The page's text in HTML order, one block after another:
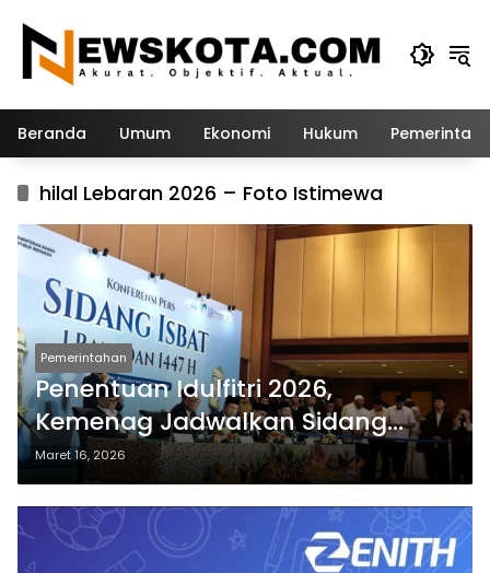
konten
Beranda Umum Ekonomi Hukum
hilal Lebaran 2026 – Foto Istimewa
Pemerintahan
Penentuan Idulfitri 2026,
Kemenag Jadwalkan Sidang
Isbat 19 Maret
Maret 16, 2026